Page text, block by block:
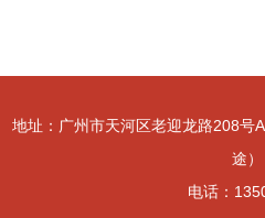
地址：广州市天河区老迎龙路208号
途）
电话：